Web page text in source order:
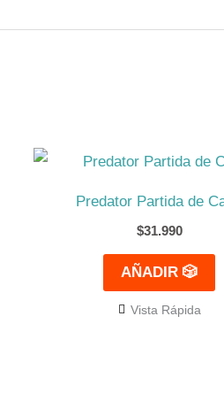
Predator Partida de
$31.990
AÑADIR 🎲
Vista Rápida